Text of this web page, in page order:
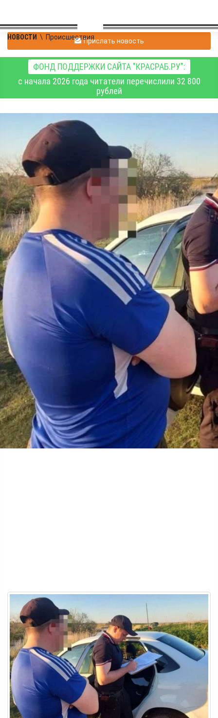
НОВОСТИ \ ПроисшествияПрислать новость
ФОНД ПОДДЕРЖКИ САЙТА "КРАСРАБ.РУ":
с начала 2026 года читатели перечислили 32 800
рублей
В Ужурском округе
оштрафованы местные
жители за ловлю рыбы
зыбкой
Происшествия
09.06.2026 11:55419